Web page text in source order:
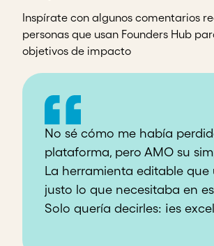
Inspírate con algunos comentarios
personas que usan Founders Hub
objetivos de impacto
Como emprendedora africana
experta en Monitoreo y
me identifiqué con el
lo estoy compartiendo en mis
de trabajo.